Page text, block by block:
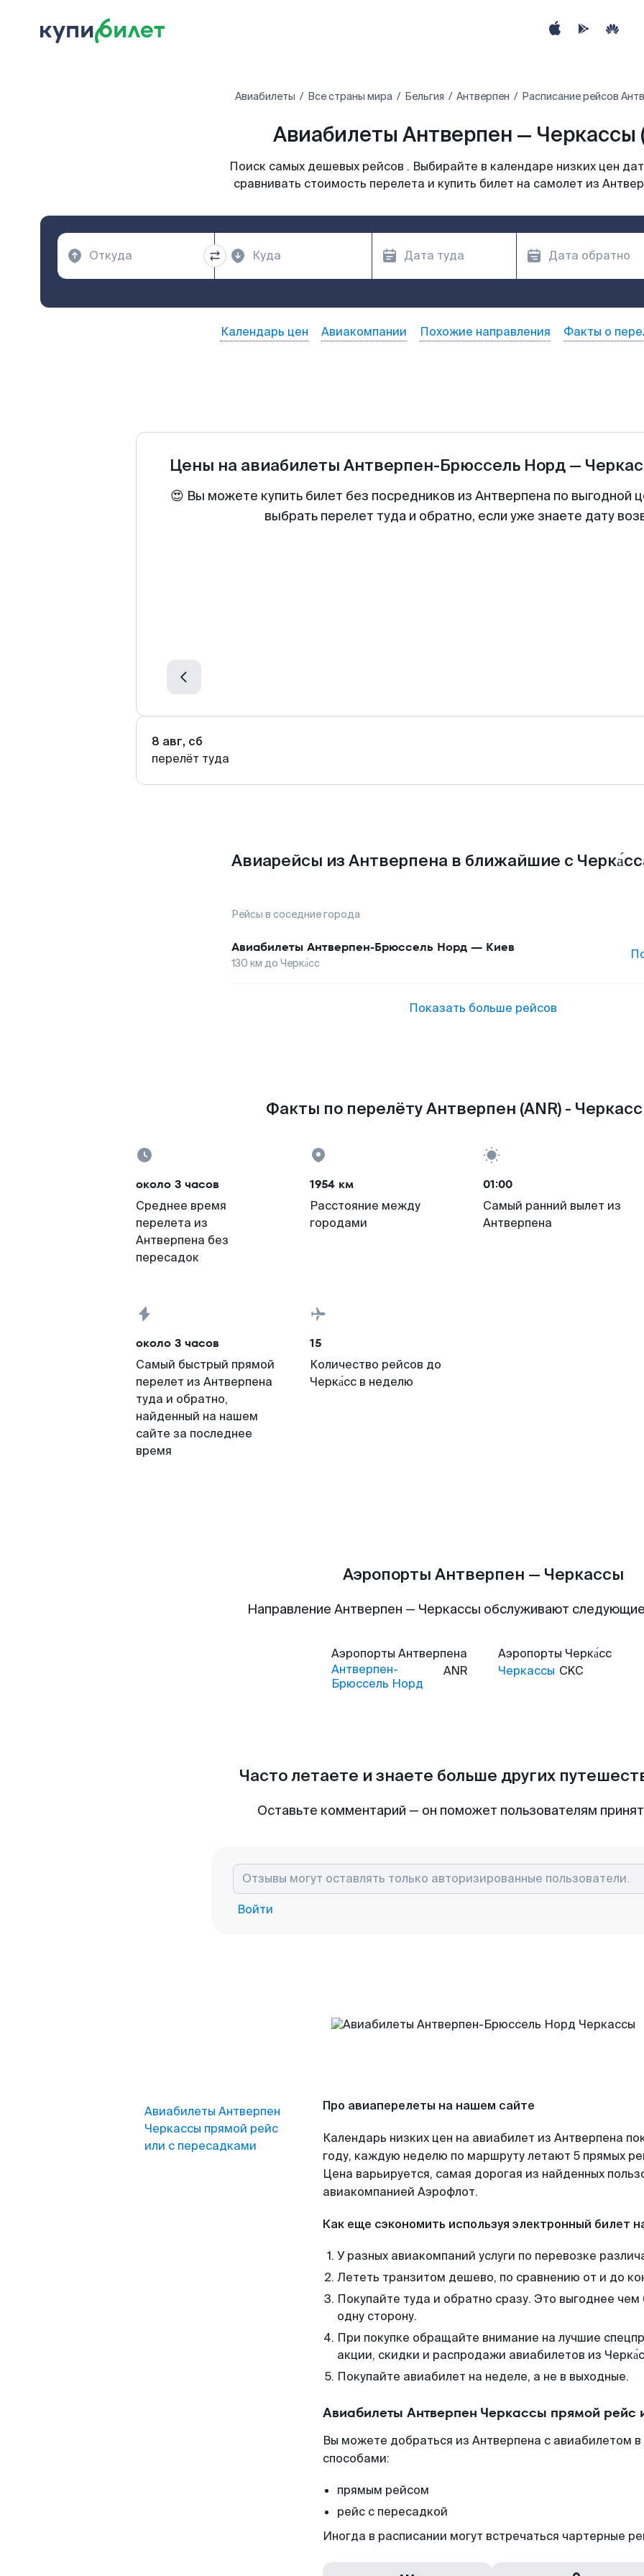
Авиабилеты Все страны мира Бельгия Антверпен Расписание рейсов
Авиабилеты Антверпен — Черкассы
Поиск самых дешевых рейсов . Выбирайте в календаре низких цен
сравнивать стоимость перелета и купить билет на самолет из
Календарь цен Авиакомпании Похожие направления Факты о
Цены на авиабилеты Антверпен-Брюссель Норд—
😍 Вы можете купить билет без посредников из Антверпена по выгодной
выбрать перелет туда и обратно, если уже знаете дату
8 авг, сб
перелёт туда
Авиарейсы из Антверпена в ближайшие с
Рейсы в соседние города
Авиабилеты Антверпен-Брюссель Норд — Киев
130 км до Черка́сс
Показать больше рейсов
Факты по перелёту Антверпен (ANR) -
около 3 часов
Среднее время
перелета из
Антверпена без
пересадок
1954 км
Расстояние между
городами
01:00
Самый ранний вылет из
Антверпена
около 3 часов
Самый быстрый прямой
перелет из Антверпена
туда и обратно,
найденный на нашем
сайте за последнее
время
15
Количество рейсов до
Черка́сс в неделю
Аэропорты Антверпен — Черкассы
Направление Антверпен — Черкассы обслуживают
Аэропорты Антверпена
Антверпен-
Брюссель Норд
ANR
Аэропорты Черка́сс
Черкассы CKC
Часто летаете и знаете больше других
Оставьте комментарий — он поможет пользователям
Войти
Авиабилеты Антверпен
Черкассы прямой рейс
или с пересадками
Про авиаперелеты на нашем сайте
Календарь низких цен на авиабилет из Антверпена
году, каждую неделю по маршруту летают 5 прямых
Цена варьируется, самая дорогая из найденных
авиакомпанией Аэрофлот.
Как еще сэкономить используя электронный билет
У разных авиакомпаний услуги по перевозке
Лететь транзитом дешево, по сравнению от и до
Покупайте туда и обратно сразу. Это выгоднее
одну сторону.
При покупке обращайте внимание на лучшие
акции, скидки и распродажи авиабилетов из
Покупайте авиабилет на неделе, а не в выходные.
Авиабилеты Антверпен Черкассы прямой рейс
Вы можете добраться из Антверпена с авиабилетом в
способами:
прямым рейсом
рейс с пересадкой
Иногда в расписании могут встречаться чартерные